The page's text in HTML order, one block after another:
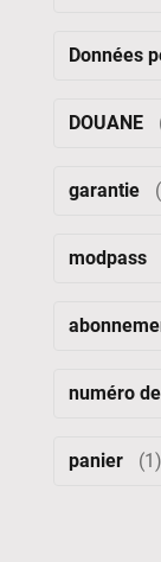
Données
DOUANE
garantie
modpass
numéro
panier (1)